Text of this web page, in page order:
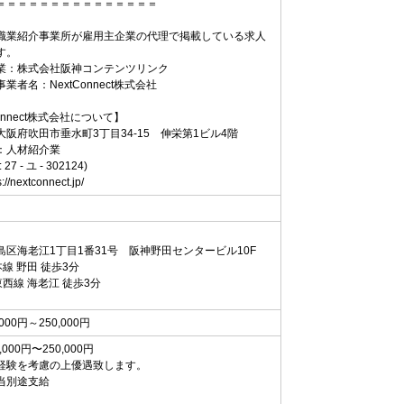
＝＝＝＝＝＝＝＝＝＝＝＝＝＝
業紹介事業所が雇用主企業の代理で掲載している求人
：株式会社阪神コンテンツリンク
業者名：NextConnect株式会社
株式会社について】
阪府吹田市垂水町3丁目34-15 伸栄第1ビル4階
人材紹介業
27 - ユ - 302124)
nextconnect.jp/
区海老江1丁目1番31号 阪神野田センタービル10F
線 野田 徒歩3分
西線 海老江 徒歩3分
円～250,000円
円〜250,000円
を考慮の上優遇致します。
別途支給